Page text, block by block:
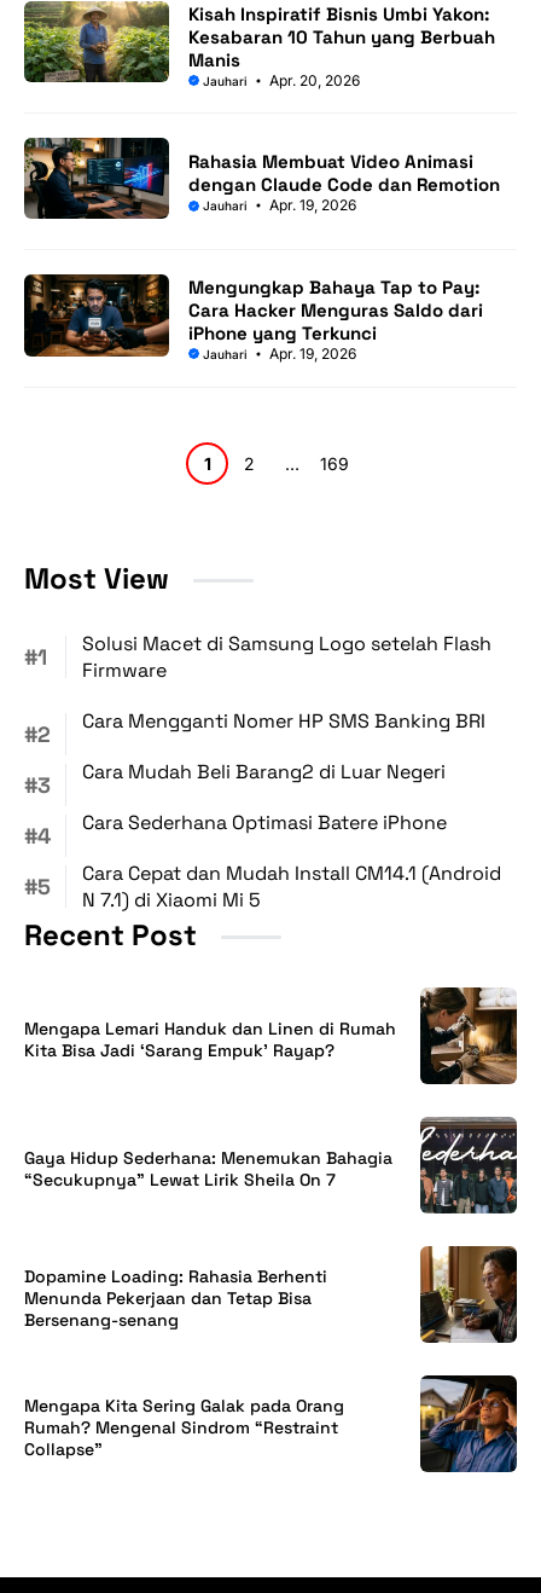
Kisah Inspiratif Bisnis Umbi Yakon:
Kesabaran 10 Tahun yang Berbuah
Manis
Jauhari Apr. 20, 2026
Rahasia Membuat Video Animasi
dengan Claude Code dan Remotion
Jauhari Apr. 19, 2026
Mengungkap Bahaya Tap to Pay:
Cara Hacker Menguras Saldo dari
iPhone yang Terkunci
Jauhari Apr. 19, 2026
Halaman
1 Halaman
2 … Halaman
169
Most View
Solusi Macet di Samsung Logo setelah Flash
Firmware
Cara Mengganti Nomer HP SMS Banking BRI
Cara Mudah Beli Barang2 di Luar Negeri
Cara Sederhana Optimasi Batere iPhone
Cara Cepat dan Mudah Install CM14.1 (Android
N 7.1) di Xiaomi Mi 5
Recent Post
Mengapa Lemari Handuk dan Linen di Rumah
Kita Bisa Jadi ‘Sarang Empuk’ Rayap?
Gaya Hidup Sederhana: Menemukan Bahagia
“Secukupnya” Lewat Lirik Sheila On 7
Dopamine Loading: Rahasia Berhenti
Menunda Pekerjaan dan Tetap Bisa
Bersenang-senang
Mengapa Kita Sering Galak pada Orang
Rumah? Mengenal Sindrom “Restraint
Collapse”